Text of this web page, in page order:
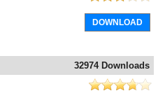
DOWNLOAD
32974 Downloads